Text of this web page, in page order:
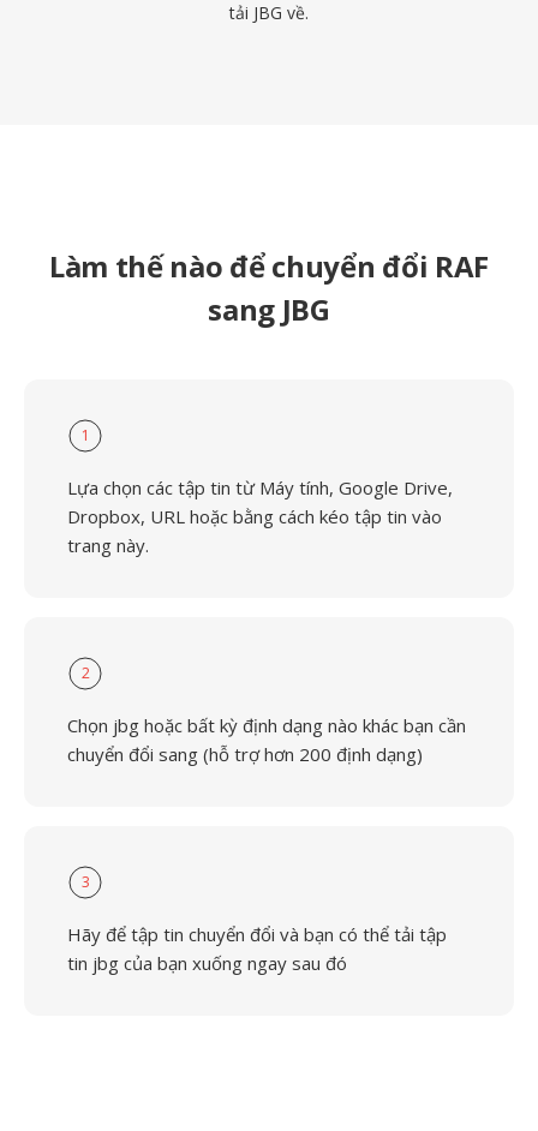
tải JBG về.
Làm thế nào để chuyển đổi RAF
sang JBG
1
Lựa chọn các tập tin từ Máy tính, Google Drive,
Dropbox, URL hoặc bằng cách kéo tập tin vào
trang này.
2
Chọn jbg hoặc bất kỳ định dạng nào khác bạn cần
chuyển đổi sang (hỗ trợ hơn 200 định dạng)
3
Hãy để tập tin chuyển đổi và bạn có thể tải tập
tin jbg của bạn xuống ngay sau đó